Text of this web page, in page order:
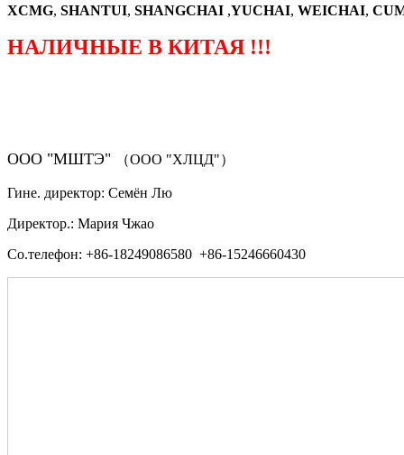
XCMG, SHANTUI, SHANGCHAI ,YUCHAI, WEICHAI,
НАЛИЧНЫЕ В КИТАЯ !!!
ООО "МШТЭ" （ООО "ХЛЦД"）
Гине. директор: Семён Лю
Директор.: Мария Чжао
Со.телефон: +86-18249086580 +86-15246660430